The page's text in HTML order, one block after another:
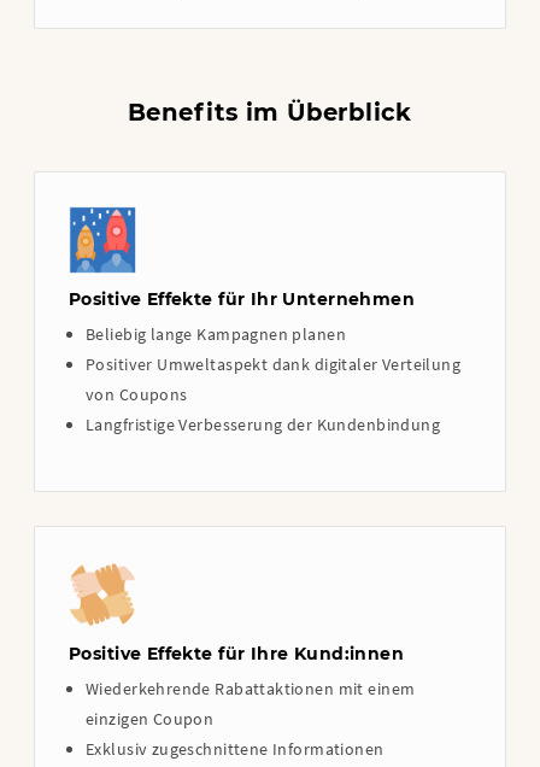
Benefits im Überblick
Positive Effekte für Ihr Unternehmen
Beliebig lange Kampagnen planen
Positiver Umweltaspekt dank digitaler Verteilung
von Coupons
Langfristige Verbesserung der Kundenbindung
Positive Effekte für Ihre Kund:innen
Wiederkehrende Rabattaktionen mit einem
einzigen Coupon
Exklusiv zugeschnittene Informationen